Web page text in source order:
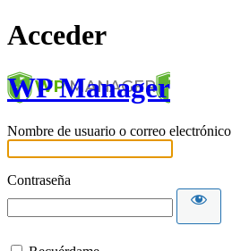
Acceder
WP Manager
Nombre de usuario o correo electrónico
Contraseña